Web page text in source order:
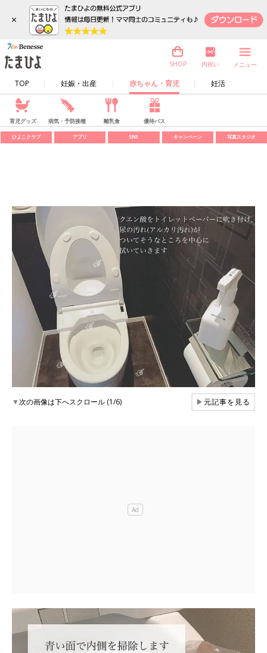
×
TOP 妊娠・出産 赤ちゃん・育児 妊活
SHOP 内祝い メニュー
育児グッズ 病気・予防接種 離乳食 優待パス
ひよこクラブ アプリ SNS キャンペーン 写真スタジオ
▼次の画像は下へスクロール (1/6) ▶元記事を見る